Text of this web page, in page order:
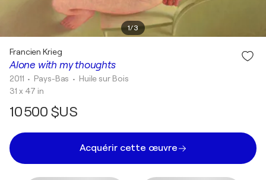
1/3
Alone with my thoughts
Francien Krieg
2011 • Pays-Bas • Huile sur Bois
31 x 47 in
10 500 $US
Acquérir cette œuvre